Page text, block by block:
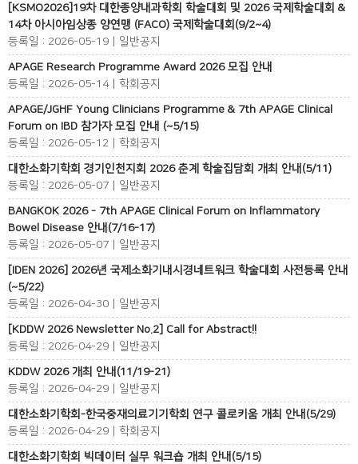
[KSMO2026]19차 대한종양내과학회 학술대회 및 2026 국제학술대회 &
14차 아시아임상종 양연맹 (FACO) 국제학술대회(9/2~4)
등록일 : 2026-05-19 | 일반공지
APAGE Research Programme Award 2026 모집 안내
등록일 : 2026-05-14 | 학회공지
APAGE/JGHF Young Clinicians Programme & 7th APAGE Clinical
Forum on IBD 참가자 모집 안내 (~5/15)
등록일 : 2026-05-12 | 학회공지
대한소화기학회 경기인천지회 2026 춘계 학술집담회 개최 안내(5/11)
등록일 : 2026-05-07 | 일반공지
BANGKOK 2026 - 7th APAGE Clinical Forum on Inflammatory
Bowel Disease 안내(7/16-17)
등록일 : 2026-05-07 | 일반공지
[IDEN 2026] 2026년 국제소화기내시경네트워크 학술대회 사전등록 안내
(~5/22)
등록일 : 2026-04-30 | 일반공지
[KDDW 2026 Newsletter No.2] Call for Abstract!!
등록일 : 2026-04-29 | 일반공지
KDDW 2026 개최 안내(11/19-21)
등록일 : 2026-04-29 | 일반공지
대한소화기학회-한국중재의료기기학회 연구 콜로키움 개최 안내(5/29)
등록일 : 2026-04-29 | 학회공지
대한소화기학회 빅데이터 실무 워크숍 개최 안내(5/15)